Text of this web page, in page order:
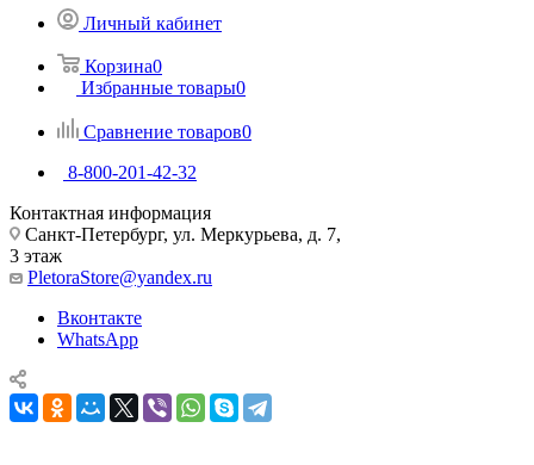
Личный кабинет
Корзина0
Избранные товары0
Сравнение товаров0
8-800-201-42-32
Контактная информация
Санкт-Петербург, ул. Меркурьева, д. 7,
3 этаж
PletoraStore@yandex.ru
Вконтакте
WhatsApp